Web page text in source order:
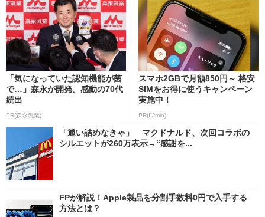
「気になっていた認知機能が菌
で…」森永が開発。感動の70代
続出
PR(森永乳業)
スマホ2GBで月額850円～ 格安
SIMをお得に使うキャンペーン
実施中！
PR(IIJmio)
「通い詰めなきゃ」 マクドナルド、次回コラボの
シルエットが260万表示→“感謝を...
FPが解説！Apple製品を分割手数料0円で入手する
方法とは？